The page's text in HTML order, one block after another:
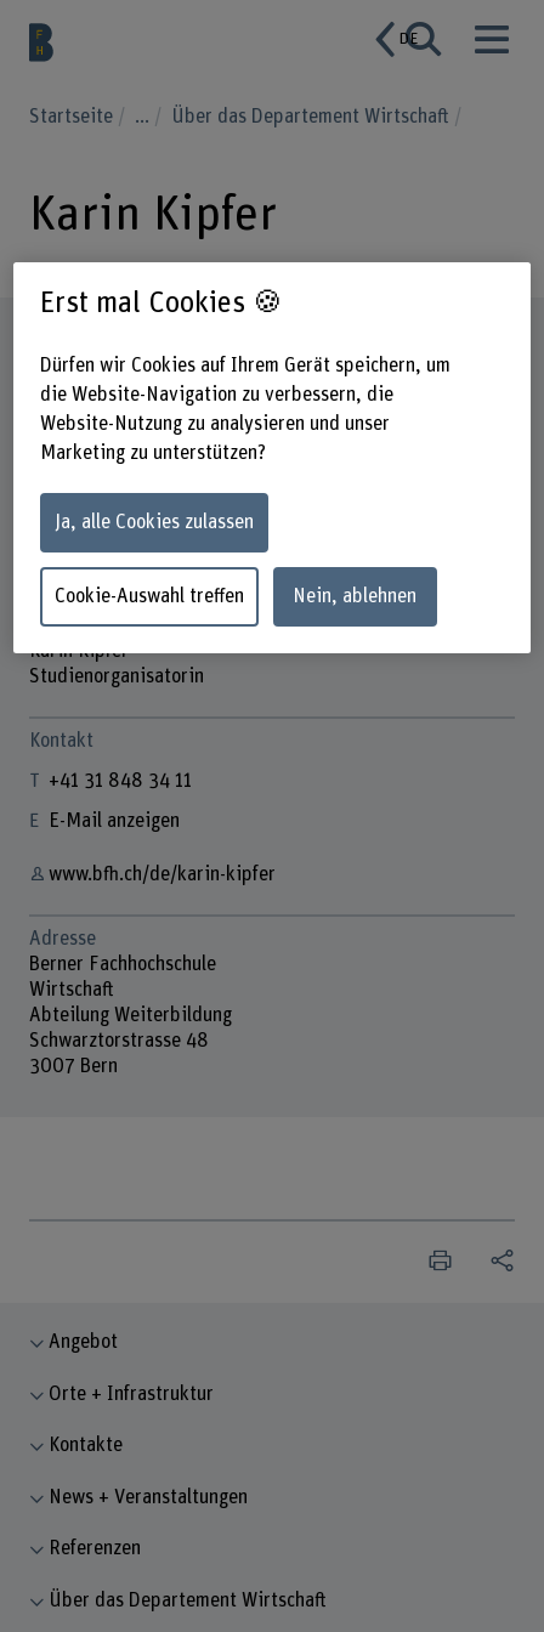
DE
Startseite ... Über das Departement Wirtschaft
Karin Kipfer
Karin Kipfer
Studienorganisatorin
Kontakt
+41 31 848 34 11
E-Mail anzeigen
www.bfh.ch/de/karin-kipfer
Adresse
Berner Fachhochschule
Wirtschaft
Abteilung Weiterbildung
Schwarztorstrasse 48
3007 Bern
Angebot
Orte + Infrastruktur
Kontakte
News + Veranstaltungen
Referenzen
Über das Departement Wirtschaft
Erst mal Cookies 🍪
Dürfen wir Cookies auf Ihrem Gerät speichern, um
die Website-Navigation zu verbessern, die
Website-Nutzung zu analysieren und unser
Marketing zu unterstützen?
Ja, alle Cookies zulassen
Cookie-Auswahl treffen Nein, ablehnen